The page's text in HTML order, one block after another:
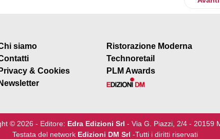
siamo
Privacy & Cookies
Newsletter
Ristorazione Moderna
Technoretail
PLM Awards
© 2026 - Editore: Edra Edizioni Srl - Via G. Piazzi, 2/4 - 20159
Testata del network Edizioni DM Srl -Tutti i diritti riservati